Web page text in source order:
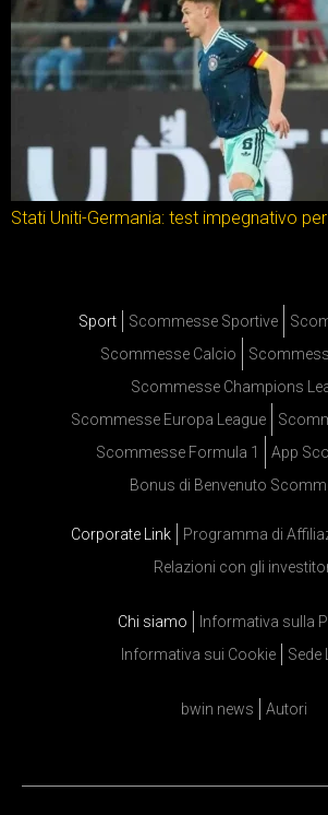
Stati Uniti-Germania: test impegnativo
Sport Scommesse Sportive
Scommesse Calcio
Scommesse Champions
Scommesse Europa League
Scommesse Formula 1
App
Bonus di Benvenuto
Corporate Link Programma di
Relazioni con gli
Chi siamo
Informativa sulla
Informativa sui Cookie
Sede
bwin news Autori